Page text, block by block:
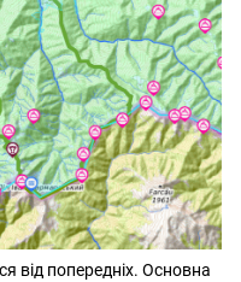
від попередніх. Основна